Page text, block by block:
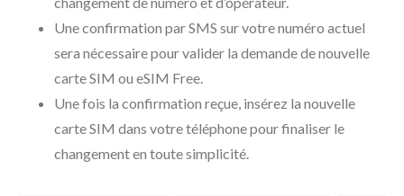
Une confirmation par SMS sur votre numéro actuel
sera nécessaire pour valider la demande de nouvelle
carte SIM ou eSIM Free.
Une fois la confirmation reçue, insérez la nouvelle
carte SIM dans votre téléphone pour finaliser le
changement en toute simplicité.